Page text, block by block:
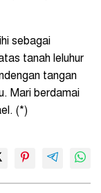
sebagai
tanah leluhur
tangan
Mari berdamai
(*)